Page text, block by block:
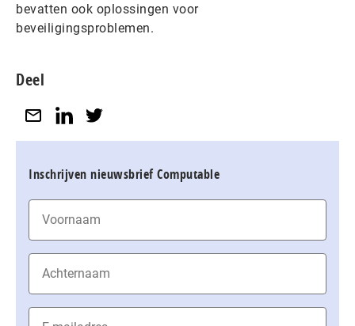
bevatten ook oplossingen voor
beveiligingsproblemen.
Deel
Inschrijven nieuwsbrief Computable